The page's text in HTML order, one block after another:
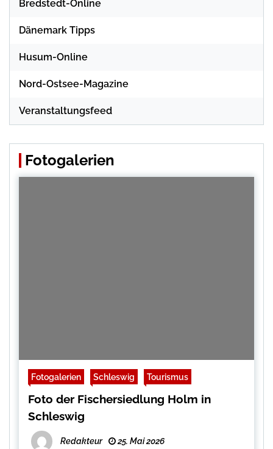
Bredstedt-Online
Dänemark Tipps
Husum-Online
Nord-Ostsee-Magazine
Veranstaltungsfeed
Fotogalerien
Fotogalerien Schleswig Tourismus
Foto der Fischersiedlung Holm in
Schleswig
Redakteur 25. Mai 2026